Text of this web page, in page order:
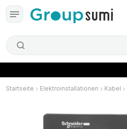
Startseite Elektroinstallationen Kabel